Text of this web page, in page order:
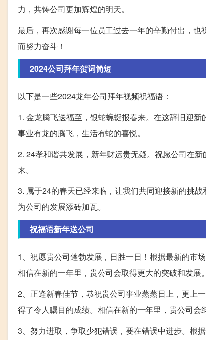
力，共铸公司更加辉煌的明天。
最后，再次感谢每一位员工过去一年的辛勤付出，
而努力奋斗！
2024公司拜年贺词简短
以下是一些2024龙年公司拜年视频祝福语：
1. 金龙腾飞送福至，银蛇蜿蜒报春来。在这辞旧迎
事业有龙的腾飞，生活有蛇的喜悦。
2. 24孝和谐共发展，新年财运贵无疑。祝愿公司在
来。
3. 属于24的春天已经来临，让我们共同迎接新的挑
为公司的发展添砖加瓦。
祝福语新年送公司
1、祝愿贵公司蓬勃发展，日胜一日！根据最新的市
相信在新的一年里，贵公司会取得更大的突破和发展。
2、正逢新春佳节，恭祝贵公司事业蒸蒸日上，更上
得了令人瞩目的成绩。相信在新的一年里，贵公司会
3、努力进取，争取少犯错误，要在错误中进步。根